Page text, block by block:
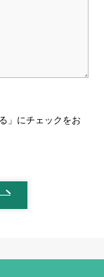
」にチェックをお